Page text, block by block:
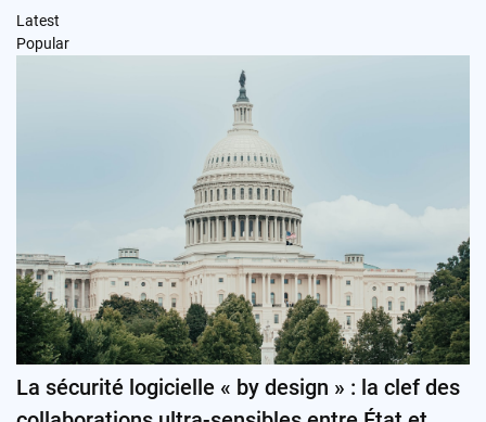
Latest
Popular
La sécurité logicielle « by design » : la clef des